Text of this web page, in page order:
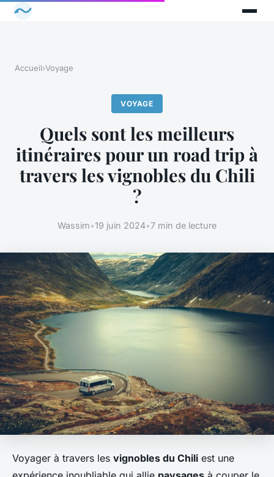
Accueil›Voyage
VOYAGE
Quels sont les meilleurs
itinéraires pour un road trip à
travers les vignobles du Chili
?
Wassim•19 juin 2024•7 min de lecture
Voyager à travers les vignobles du Chili est une